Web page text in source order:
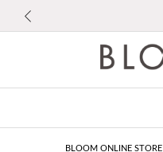
BLOOM ONLINE STORE